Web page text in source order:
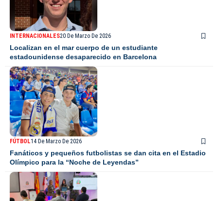
INTERNACIONALES20 De Marzo De 2026
Localizan en el mar cuerpo de un estudiante
estadounidense desaparecido en Barcelona
FÚTBOL14 De Marzo De 2026
Fanáticos y pequeños futbolistas se dan cita en el Estadio
Olímpico para la “Noche de Leyendas”